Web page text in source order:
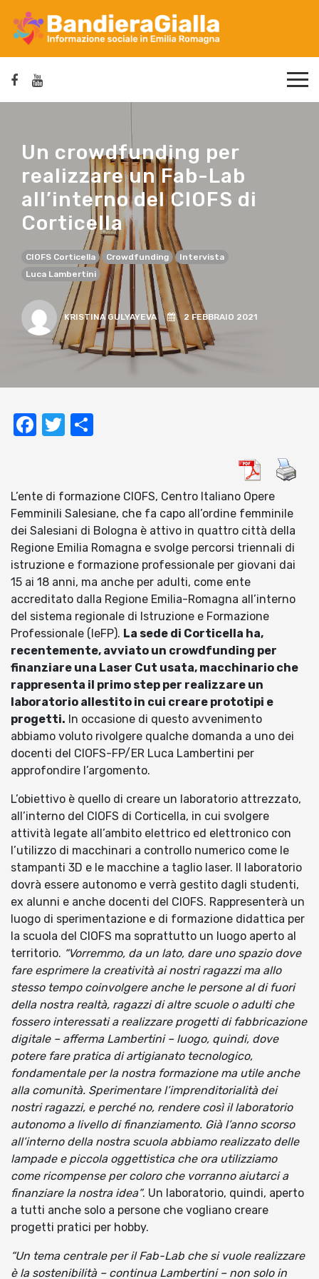
Un crowdfunding per
realizzare un Fab-Lab
all’interno del CIOFS di
Corticella
CIOFS Corticella Crowdfunding
Intervista
Luca Lambertini
KRISTINA GULYAYEVA 2 FEBBRAIO 2021
Facebook
Twitter
L’ente di formazione CIOFS, Centro Italiano Opere
Femminili Salesiane, che fa capo all’ordine femminile
dei Salesiani di Bologna è attivo in quattro città della
Regione Emilia Romagna e svolge percorsi triennali di
istruzione e formazione professionale per giovani dai
15 ai 18 anni, ma anche per adulti, come ente
accreditato dalla Regione Emilia-Romagna all’interno
del sistema regionale di Istruzione e Formazione
Professionale (IeFP). La sede di Corticella ha,
recentemente, avviato un crowdfunding per
finanziare una Laser Cut usata, macchinario che
rappresenta il primo step per realizzare un
laboratorio allestito in cui creare prototipi e
progetti. In occasione di questo avvenimento
abbiamo voluto rivolgere qualche domanda a uno dei
docenti del CIOFS-FP/ER Luca Lambertini per
approfondire l’argomento.
L’obiettivo è quello di creare un laboratorio attrezzato,
all’interno del CIOFS di Corticella, in cui svolgere
attività legate all’ambito elettrico ed elettronico con
l’utilizzo di macchinari a controllo numerico come le
stampanti 3D e le macchine a taglio laser. Il laboratorio
dovrà essere autonomo e verrà gestito dagli studenti,
ex alunni e anche docenti del CIOFS. Rappresenterà un
luogo di sperimentazione e di formazione didattica per
la scuola del CIOFS ma soprattutto un luogo aperto al
territorio. “Vorremmo, da un lato, dare uno spazio dove
fare esprimere la creatività ai nostri ragazzi ma allo
stesso tempo coinvolgere anche le persone al di fuori
della nostra realtà, ragazzi di altre scuole o adulti che
fossero interessati a realizzare progetti di fabbricazione
digitale – afferma Lambertini – luogo, quindi, dove
potere fare pratica di artigianato tecnologico,
fondamentale per la nostra formazione ma utile anche
alla comunità. Sperimentare l’imprenditorialità dei
nostri ragazzi, e perché no, rendere così il laboratorio
autonomo a livello di finanziamento. Già l’anno scorso
all’interno della nostra scuola abbiamo realizzato delle
lampade e piccola oggettistica che ora utilizziamo
come ricompense per coloro che vorranno aiutarci a
finanziare la nostra idea”. Un laboratorio, quindi, aperto
a tutti anche solo a persone che vogliano creare
progetti pratici per hobby.
“Un tema centrale per il Fab-Lab che si vuole realizzare
è la sostenibilità – continua Lambertini – non solo in